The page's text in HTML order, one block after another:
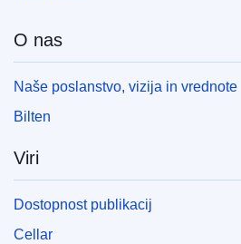
O nas
Naše poslanstvo, vizija in vrednote
Bilten
Viri
Dostopnost publikacij
Cellar